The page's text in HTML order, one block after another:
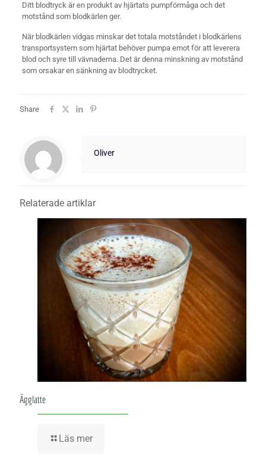
Ditt blodtryck är en produkt av hjärtats pumpförmåga och det
motstånd som blodkärlen ger.
När blodkärlen vidgas minskar det totala motståndet i blodkärlens
transportsystem som hjärtat behöver pumpa emot för att leverera
blod och syre till vävnaderna. Det är denna minskning av motstånd
som orsakar en sänkning av blodtrycket.
Share
Oliver
Relaterade artiklar
Ägglatte
Läs mer